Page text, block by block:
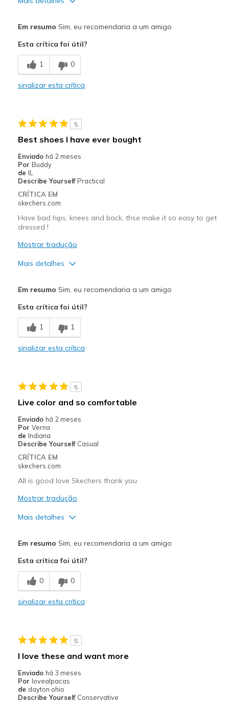
Breathe Well
Comfortable
Melhores utilizações
Travel
Width
Sizing
View On Shoes
I'm Into Shoes
Em resumo Sim, eu recomendaria a um amigo
Esta crítica foi útil?
1 0
sinalizar esta crítica
5
Best shoes I have ever bought
Enviado há 2 meses
Por Buddy
de IL
Describe Yourself Practical
CRÍTICA EM
skechers.com
Have bad hips, knees and back, thse make it so easy to get
dressed !
Mostrar tradução
Mais detalhes
Breathe Well
Comfortable
Melhores utilizações
Width
Sizing
Feels true to size
View On Shoes
Em resumo Sim, eu recomendaria a um amigo
Esta crítica foi útil?
1 1
sinalizar esta crítica
5
Live color and so comfortable
Enviado há 2 meses
Por Verna
de Indiana
Describe Yourself Casual
CRÍTICA EM
skechers.com
All is good love Skechers thank you
Mostrar tradução
Mais detalhes
Breathe Well
Comfortable
Contras
Melhores utilizações
Em resumo Sim, eu recomendaria a um amigo
Esta crítica foi útil?
0 0
sinalizar esta crítica
5
I love these and want more
Enviado há 3 meses
Por lovealpacas
de dayton ohio
Describe Yourself Conservative